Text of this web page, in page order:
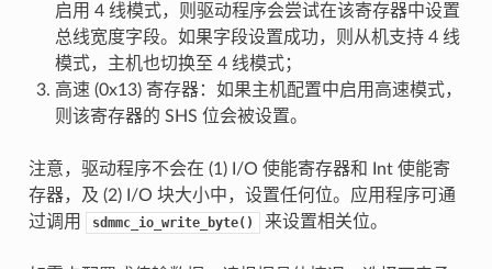
启用 4 线模式，则驱动程序会尝试在该寄存器中设置
总线宽度字段。如果字段设置成功，则从机支持 4 线
模式，主机也切换至 4 线模式；
高速 (0x13) 寄存器：如果主机配置中启用高速模式，
则该寄存器的 SHS 位会被设置。
注意，驱动程序不会在 (1) I/O 使能寄存器和 Int 使能寄
存器，及 (2) I/O 块大小中，设置任何位。应用程序可通
过调用
sdmmc_io_write_byte() 来设置相关位。